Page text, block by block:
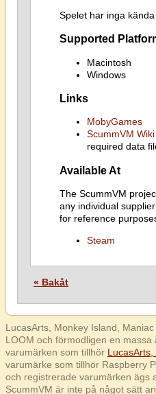
Spelet har inga kända
Supported
Macintosh
Windows
Links
MobyGames
ScummVM Wiki
required data
Available At
The ScummVM
any individual
for reference
Steam
« Bakåt
LucasArts, Monkey Island,
LOOM och förmodligen en
varumärken som tillhör LucasArts,
varumärke som tillhör Raspberry
och registrerade varumärken ägs
ScummVM är inte på något sätt